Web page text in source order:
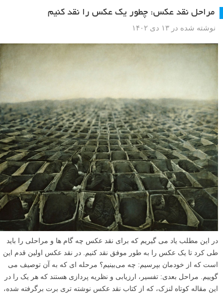
مراحل نقد عکس: چطور یک عکس را نقد کنیم
نوشته شده در ۱۳ دی ۱۴۰۲
در این مطلب یاد می گیریم که برای نقد عکس چه گام ها و مراحلی را باید
طی کرد تا یک عکس را به طور موفق نقد کنیم. در نقد عکس اولین قدم این
است که از خودمان بپرسیم: چه می‌بینیم؟ مرحله ای که به آن توصیف می
گوییم. مراحل بعدی: تفسیر، ارزیابی و نظریه پردازی هستند که هر یک را در
این مقاله کوتاه لنزک، که از کتاب نقد عکس نوشته تری برت برگرفته شده،